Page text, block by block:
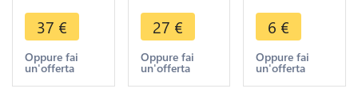
1/2 Stuber
Maximilian
IV Joseph
1804 R ->
37 €
Oppure fai
un'offerta
Kreutzer
Francois I
1812 S
Schmöllnitz
27 €
Oppure fai
un'offerta
Jülich Berg
1/2 Stuber
Karl
Theodor
6 €
Oppure fai
un'offerta